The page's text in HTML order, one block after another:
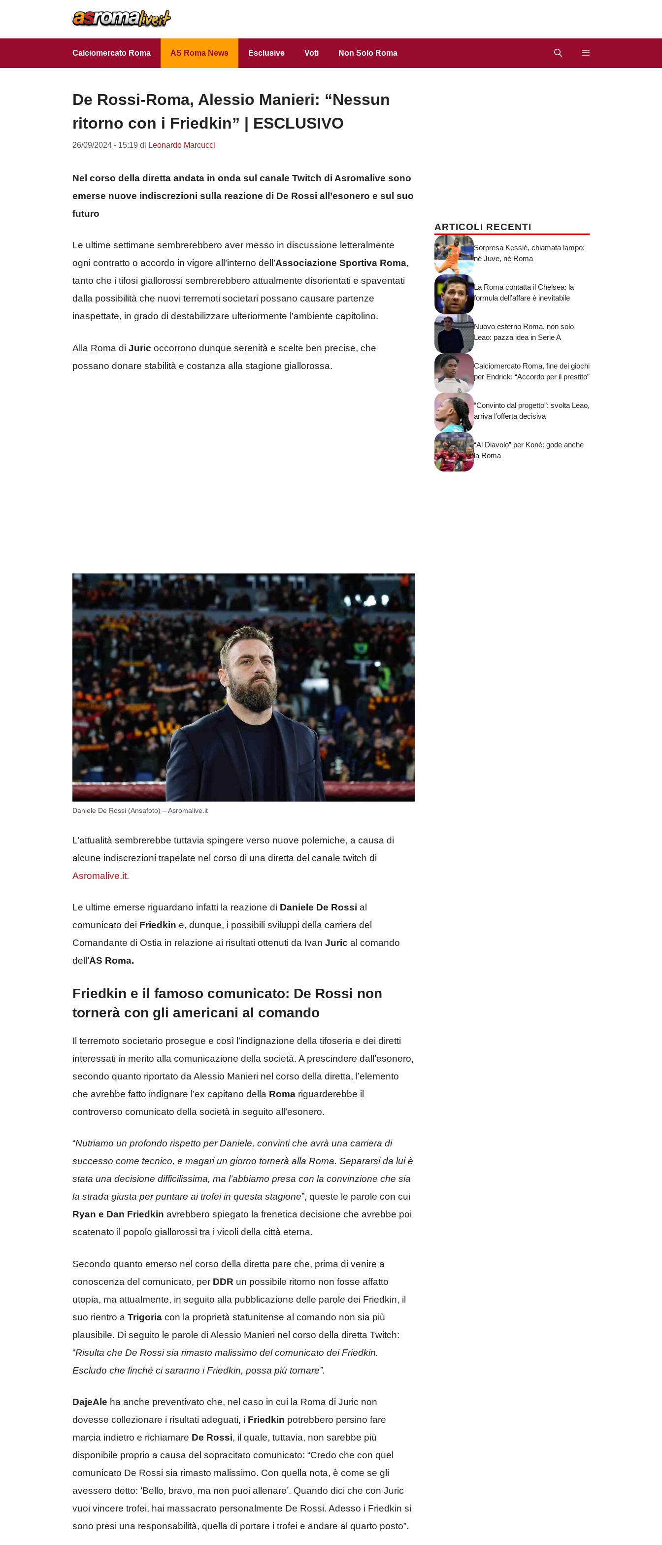
Calciomercato Roma AS Roma News Esclusive Voti Non Solo Roma
De Rossi-Roma, Alessio Manieri: “Nessun
ritorno con i Friedkin” | ESCLUSIVO
26/09/2024 - 15:19 di Leonardo Marcucci
Nel corso della diretta andata in onda sul canale Twitch di Asromalive sono
emerse nuove indiscrezioni sulla reazione di De Rossi all’esonero e sul suo
futuro
Le ultime settimane sembrerebbero aver messo in discussione letteralmente
ogni contratto o accordo in vigore all’interno dell’Associazione Sportiva Roma,
tanto che i tifosi giallorossi sembrerebbero attualmente disorientati e spaventati
dalla possibilità che nuovi terremoti societari possano causare partenze
inaspettate, in grado di destabilizzare ulteriormente l’ambiente capitolino.
Alla Roma di Juric occorrono dunque serenità e scelte ben precise, che
possano donare stabilità e costanza alla stagione giallorossa.
Daniele De Rossi (Ansafoto) – Asromalive.it
L’attualità sembrerebbe tuttavia spingere verso nuove polemiche, a causa di
alcune indiscrezioni trapelate nel corso di una diretta del canale twitch di
Asromalive.it.
Le ultime emerse riguardano infatti la reazione di Daniele De Rossi al
comunicato dei Friedkin e, dunque, i possibili sviluppi della carriera del
Comandante di Ostia in relazione ai risultati ottenuti da Ivan Juric al comando
dell’AS Roma.
Friedkin e il famoso comunicato: De Rossi non
tornerà con gli americani al comando
Il terremoto societario prosegue e così l’indignazione della tifoseria e dei diretti
interessati in merito alla comunicazione della società. A prescindere dall’esonero,
secondo quanto riportato da Alessio Manieri nel corso della diretta, l’elemento
che avrebbe fatto indignare l’ex capitano della Roma riguarderebbe il
controverso comunicato della società in seguito all’esonero.
“Nutriamo un profondo rispetto per Daniele, convinti che avrà una carriera di
successo come tecnico, e magari un giorno tornerà alla Roma. Separarsi da lui è
stata una decisione difficilissima, ma l’abbiamo presa con la convinzione che sia
la strada giusta per puntare ai trofei in questa stagione”, queste le parole con cui
Ryan e Dan Friedkin avrebbero spiegato la frenetica decisione che avrebbe poi
scatenato il popolo giallorossi tra i vicoli della città eterna.
Secondo quanto emerso nel corso della diretta pare che, prima di venire a
conoscenza del comunicato, per DDR un possibile ritorno non fosse affatto
utopia, ma attualmente, in seguito alla pubblicazione delle parole dei Friedkin, il
suo rientro a Trigoria con la proprietà statunitense al comando non sia più
plausibile. Di seguito le parole di Alessio Manieri nel corso della diretta Twitch:
“Risulta che De Rossi sia rimasto malissimo del comunicato dei Friedkin.
Escludo che finché ci saranno i Friedkin, possa più tornare”.
DajeAle ha anche preventivato che, nel caso in cui la Roma di Juric non
dovesse collezionare i risultati adeguati, i Friedkin potrebbero persino fare
marcia indietro e richiamare De Rossi, il quale, tuttavia, non sarebbe più
disponibile proprio a causa del sopracitato comunicato: “Credo che con quel
comunicato De Rossi sia rimasto malissimo. Con quella nota, è come se gli
avessero detto: ‘Bello, bravo, ma non puoi allenare’. Quando dici che con Juric
vuoi vincere trofei, hai massacrato personalmente De Rossi. Adesso i Friedkin si
sono presi una responsabilità, quella di portare i trofei e andare al quarto posto”.
ARTICOLI RECENTI
Sorpresa Kessié, chiamata lampo:
né Juve, né Roma
La Roma contatta il Chelsea: la
formula dell’affare è inevitabile
Nuovo esterno Roma, non solo
Leao: pazza idea in Serie A
Calciomercato Roma, fine dei giochi
per Endrick: “Accordo per il prestito”
“Convinto dal progetto”: svolta Leao,
arriva l’offerta decisiva
“Al Diavolo” per Koné: gode anche
la Roma